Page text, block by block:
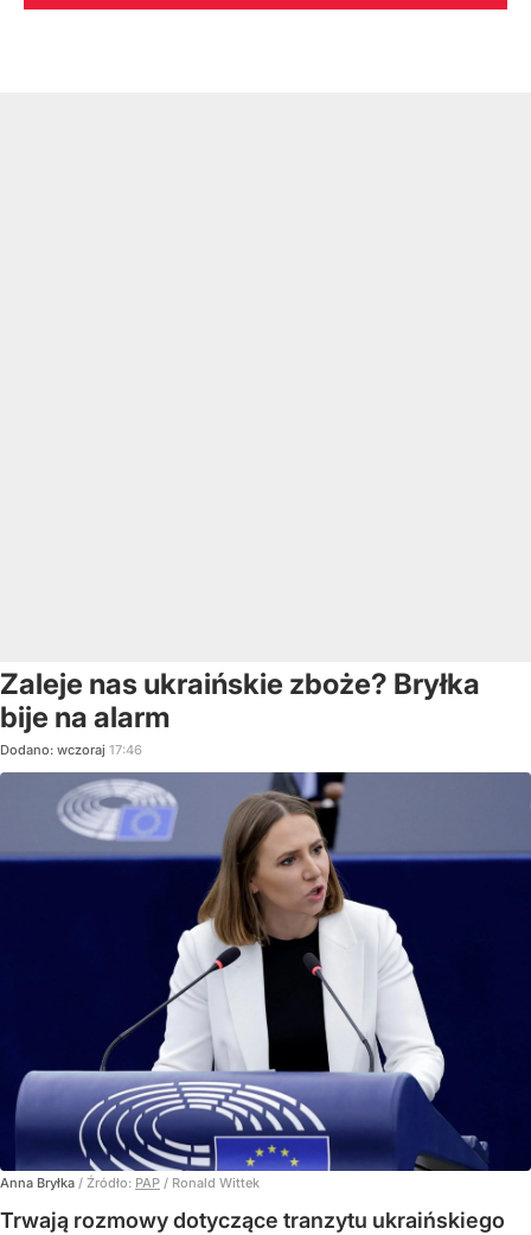
Zaleje nas ukraińskie zboże? Bryłka
bije na alarm
Dodano: wczoraj 17:46
Anna Bryłka / Źródło: PAP / Ronald Wittek
Trwają rozmowy dotyczące tranzytu ukraińskiego